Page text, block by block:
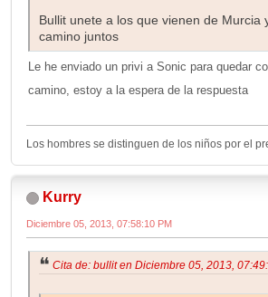
Bullit unete a los que vienen de Murcia
camino juntos
Le he enviado un privi a Sonic para quedar
camino, estoy a la espera de la respuesta
Los hombres se distinguen de los niños por el
Kurry
Diciembre 05, 2013, 07:58:10 PM
Cita de: bullit en Diciembre 05, 2013,